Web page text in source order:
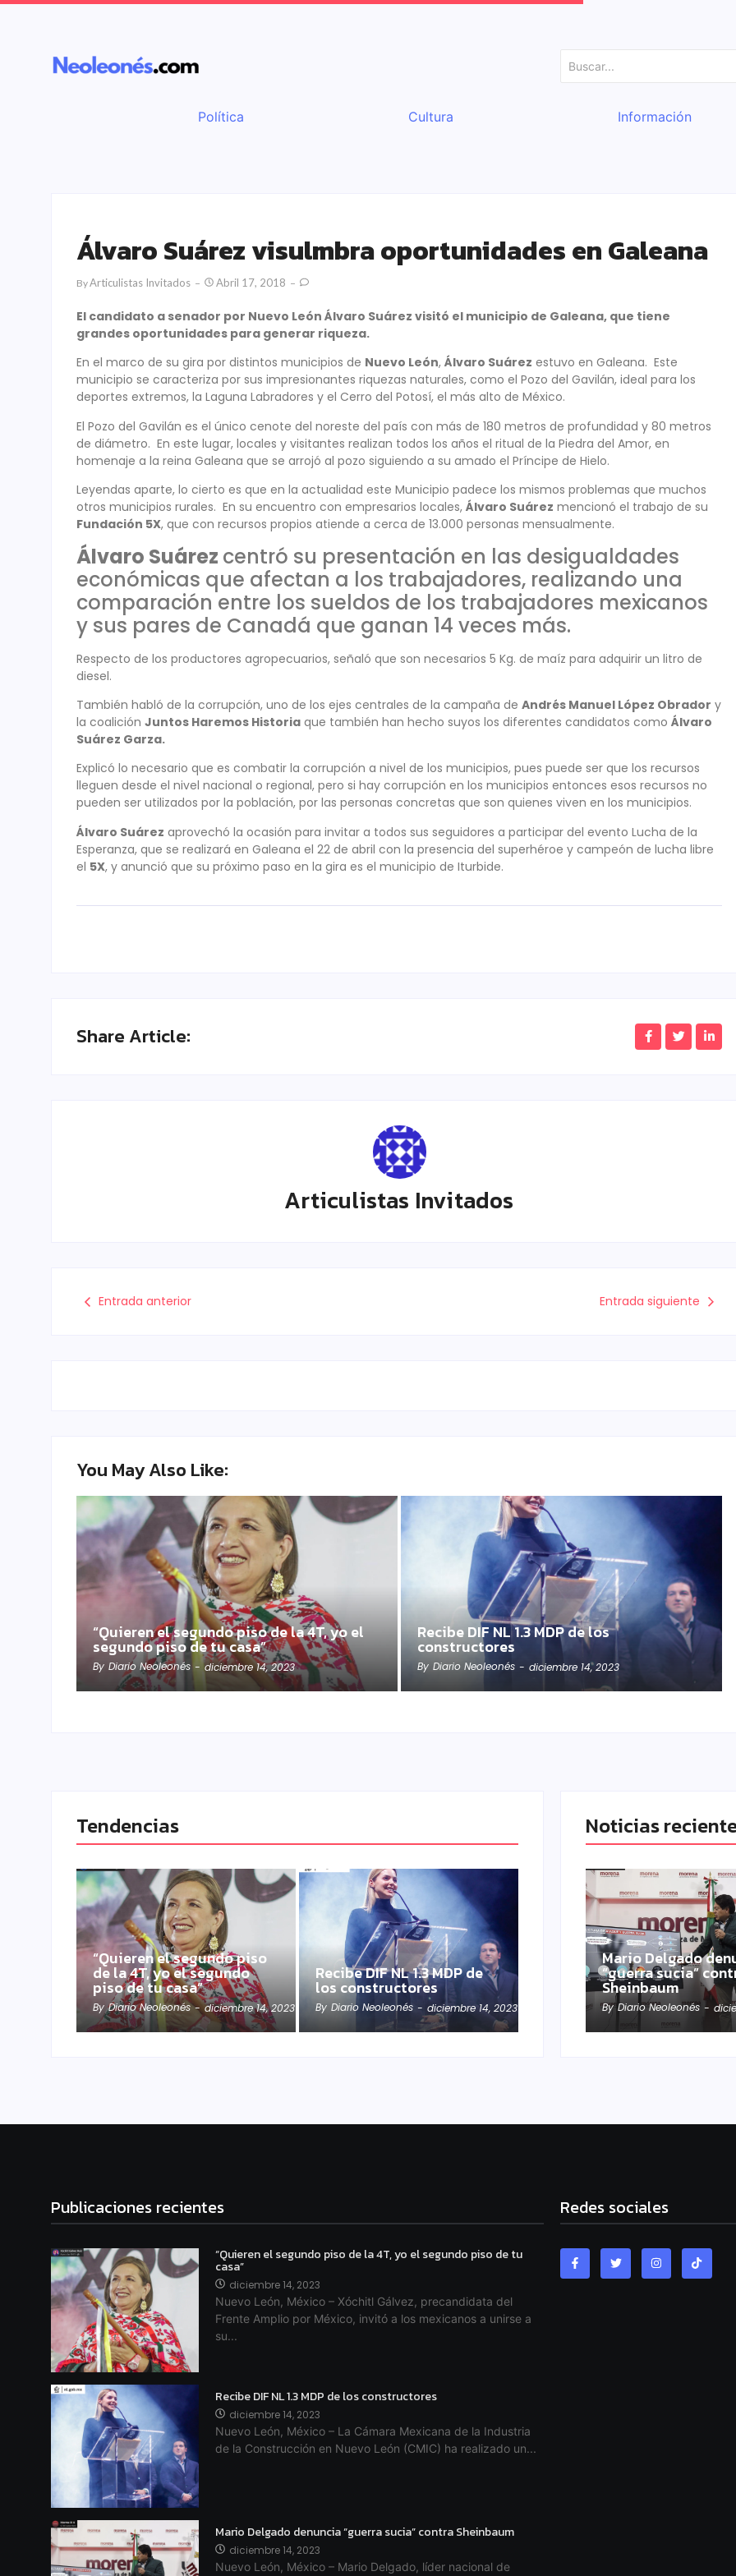
Política Cultura Información
Álvaro Suárez visulmbra oportunidades en Galeana
ByArticulistas Invitados Abril 17, 2018
El candidato a senador por Nuevo León Álvaro Suárez visitó el municipio de Galeana, que tiene
grandes oportunidades para generar riqueza.
En el marco de su gira por distintos municipios de Nuevo León, Álvaro Suárez estuvo en Galeana. Este
municipio se caracteriza por sus impresionantes riquezas naturales, como el Pozo del Gavilán, ideal para los
deportes extremos, la Laguna Labradores y el Cerro del Potosí, el más alto de México.
El Pozo del Gavilán es el único cenote del noreste del país con más de 180 metros de profundidad y 80 metros
de diámetro. En este lugar, locales y visitantes realizan todos los años el ritual de la Piedra del Amor, en
homenaje a la reina Galeana que se arrojó al pozo siguiendo a su amado el Príncipe de Hielo.
Leyendas aparte, lo cierto es que en la actualidad este Municipio padece los mismos problemas que muchos
otros municipios rurales. En su encuentro con empresarios locales, Álvaro Suárez mencionó el trabajo de su
Fundación 5X, que con recursos propios atiende a cerca de 13.000 personas mensualmente.
Álvaro Suárez centró su presentación en las desigualdades
económicas que afectan a los trabajadores, realizando una
comparación entre los sueldos de los trabajadores mexicanos
y sus pares de Canadá que ganan 14 veces más.
Respecto de los productores agropecuarios, señaló que son necesarios 5 Kg. de maíz para adquirir un litro de
diesel.
También habló de la corrupción, uno de los ejes centrales de la campaña de Andrés Manuel López Obrador y
la coalición Juntos Haremos Historia que también han hecho suyos los diferentes candidatos como Álvaro
Suárez Garza.
Explicó lo necesario que es combatir la corrupción a nivel de los municipios, pues puede ser que los recursos
lleguen desde el nivel nacional o regional, pero si hay corrupción en los municipios entonces esos recursos no
pueden ser utilizados por la población, por las personas concretas que son quienes viven en los municipios.
Álvaro Suárez aprovechó la ocasión para invitar a todos sus seguidores a participar del evento Lucha de la
Esperanza, que se realizará en Galeana el 22 de abril con la presencia del superhéroe y campeón de lucha libre
el 5X, y anunció que su próximo paso en la gira es el municipio de Iturbide.
Share Article:
Articulistas Invitados
Entrada anterior Entrada siguiente
You May Also Like:
“Quieren el segundo piso de la 4T, yo el
segundo piso de tu casa”
By Diario Neoleonés - diciembre 14, 2023
Recibe DIF NL 1.3 MDP de los
constructores
By Diario Neoleonés - diciembre 14, 2023
Tendencias
“Quieren el segundo piso
de la 4T, yo el segundo
piso de tu casa”
By Diario Neoleonés - diciembre 14, 2023
Recibe DIF NL 1.3 MDP de
los constructores
By Diario Neoleonés - diciembre 14, 2023
Noticias
Mario Delgado
“guerra sucia”
Sheinbaum
By Diario Neoleonés -
Publicaciones recientes
“Quieren el segundo piso de la 4T, yo el segundo piso de tu
casa”
diciembre 14, 2023
Nuevo León, México – Xóchitl Gálvez, precandidata del
Frente Amplio por México, invitó a los mexicanos a unirse a
su...
Recibe DIF NL 1.3 MDP de los constructores
diciembre 14, 2023
Nuevo León, México – La Cámara Mexicana de la Industria
de la Construcción en Nuevo León (CMIC) ha realizado un...
Mario Delgado denuncia “guerra sucia” contra Sheinbaum
diciembre 14, 2023
Nuevo León, México – Mario Delgado, líder nacional de
Redes sociales